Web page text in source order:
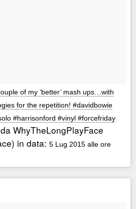
of my ‘better’ mash ups…with
for the repetition! #davidbowie
#harrisonford #vinyl #forcefriday
WhyTheLongPlayFace
in data: 5 Lug 2015 alle ore